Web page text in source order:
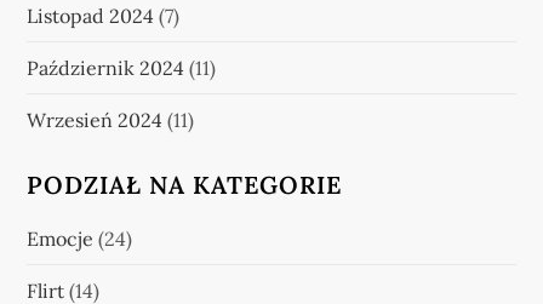
Listopad 2024 (7)
Październik 2024 (11)
Wrzesień 2024 (11)
PODZIAŁ NA KATEGORIE
Emocje (24)
Flirt (14)